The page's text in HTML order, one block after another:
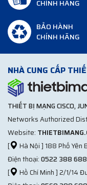
CHÍNH HÃNG
BẢO HÀNH
CHÍNH HÃNG
NHÀ CUNG CẤP
THIẾT BỊ MẠNG CISCO,
Networks Authorized
Website:
[
Hà Nội ] 188 Phố Yên
Điện thoại:0522 388 688
[
Hồ Chí Minh ] 2/1/14